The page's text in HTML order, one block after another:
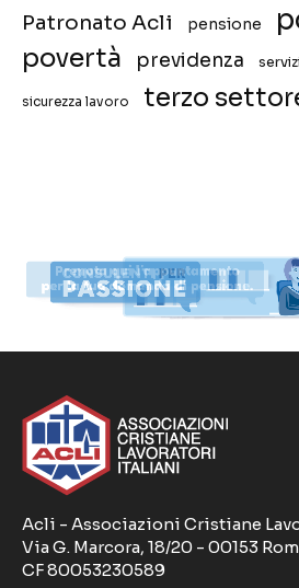
Patronato Acli pensione
povertà previdenza
sicurezza lavoro terzo
Acli - Associazioni Cristiane
Via G. Marcora, 18/20 - 00153
CF 80053230589